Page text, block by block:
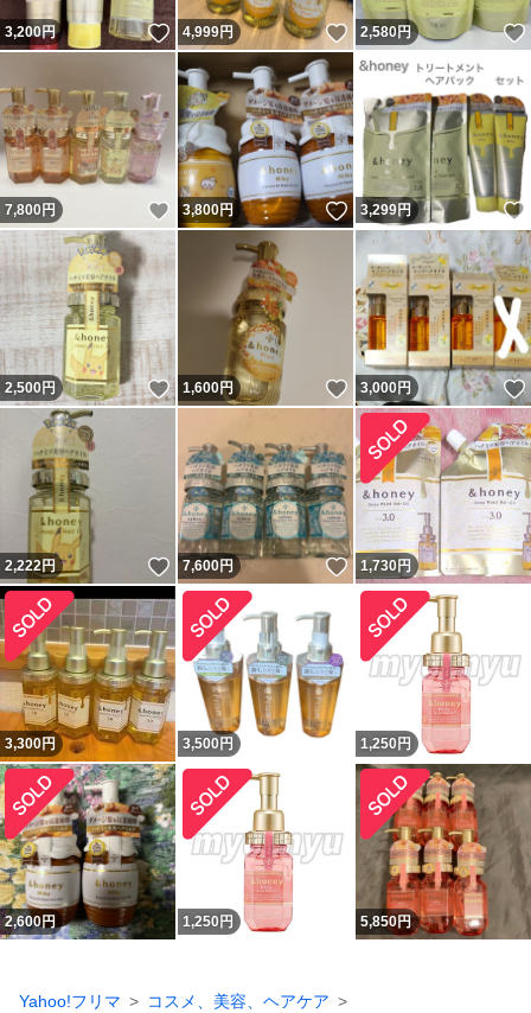
3,200円 いいね！
4,999円 いいね！
2,580円
7,800円 いいね！
3,800円 いいね！
3,299円
2,500円 いいね！
1,600円 いいね！
3,000 円
2,222円 いいね！
7,600円 いいね！
1,730円
3,300円 3,500 円 1,250 円
2,600円 1,250 円 5,850円
Yahoo!フリマ
コスメ、美容、ヘアケア